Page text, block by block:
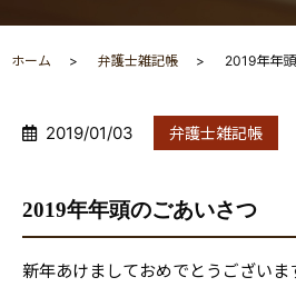
ホーム 弁護士雑記帳 2019年年
2019/01/03 弁護士雑記帳
2019年年頭のごあいさつ
新年あけましておめでとうございま